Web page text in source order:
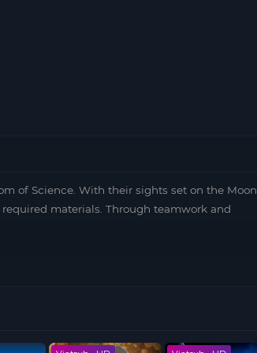
of Science. With their sights set on the Moon,
materials. Through teamwork and